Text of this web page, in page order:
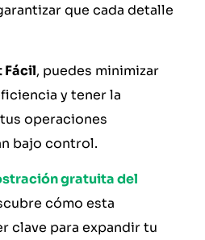
que cada detalle
Fácil, puedes minimizar
y tener la
operaciones
bajo control.
gratuita del
cómo esta
clave para expandir tu